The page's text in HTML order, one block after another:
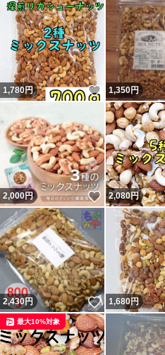
1,780円 いいね！
1,350円
2,000円 いいね！
2,080円
2,430円 いいね！
1,680円
最大10%対象